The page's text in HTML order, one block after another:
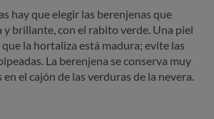
hay que elegir las berenjenas que
y brillante, con el rabito verde. Una piel
la hortaliza está madura; evite las
La berenjena se conserva muy
el cajón de las verduras de la nevera.